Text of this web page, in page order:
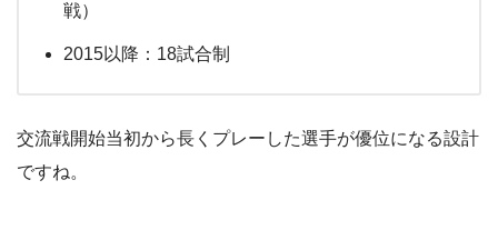
戦）
2015以降：18試合制
交流戦開始当初から長くプレーした選手が優位になる設計
ですね。